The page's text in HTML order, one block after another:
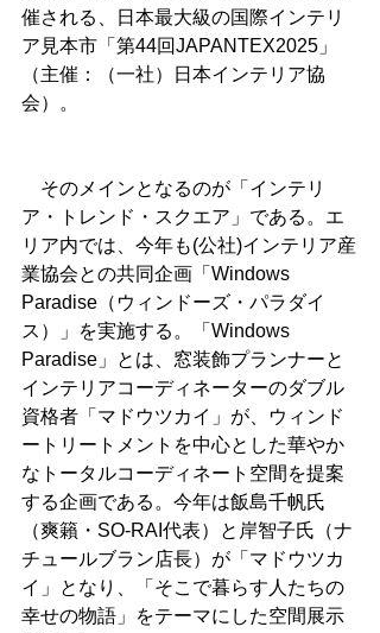
催される、日本最大級の国際インテリ
ア見本市「第44回JAPANTEX2025」
（主催：（一社）日本インテリア協
会）。
そのメインとなるのが「インテリ
ア・トレンド・スクエア」である。エ
リア内では、今年も(公社)インテリア産
業協会との共同企画「Windows
Paradise（ウィンドーズ・パラダイ
ス）」を実施する。「Windows
Paradise」とは、窓装飾プランナーと
インテリアコーディネーターのダブル
資格者「マドウツカイ」が、ウィンド
ートリートメントを中心とした華やか
なトータルコーディネート空間を提案
する企画である。今年は飯島千帆氏
（爽籟・SO-RAI代表）と岸智子氏（ナ
チュールブラン店長）が「マドウツカ
イ」となり、「そこで暮らす人たちの
幸せの物語」をテーマにした空間展示